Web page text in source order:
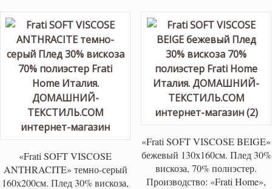
«Frati SOFT VISCOSE
ANTHRACITE» темно-серый
160х200см. Плед 30% вискоза,
«Frati SOFT VISCOSE BEIGE»
бежевый 130х160см. Плед 30%
вискоза, 70% полиэстер.
Производство: «Frati Home»,